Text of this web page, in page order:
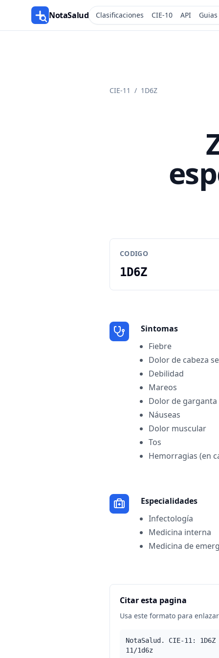
NotaSalud Clasificaciones CIE-10 API Guias
CIE-11 / 1D6Z
CODIGO
1D6Z
Sintomas
Fiebre
Dolor de cabeza
Debilidad
Mareos
Dolor de garganta
Náuseas
Dolor muscular
Tos
Hemorragias (en
Especialidades
Infectología
Medicina interna
Medicina de
Citar esta pagina
Usa este formato para
NotaSalud. CIE-11:
11/1d6z